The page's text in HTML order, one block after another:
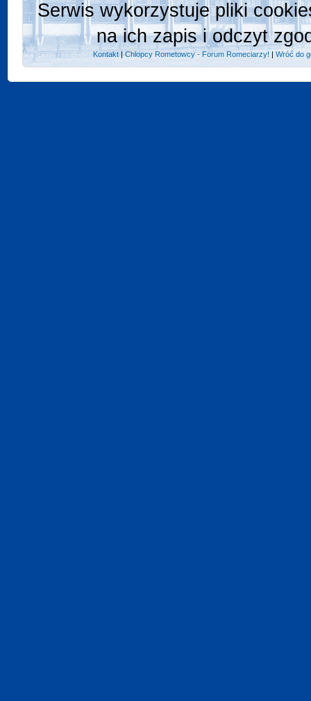
Serwis wykorzystuje pliki
na ich zapis i odczyt
Kontakt |Chlopcy Rometowcy - Forum Romeciarzy! |Wróć do